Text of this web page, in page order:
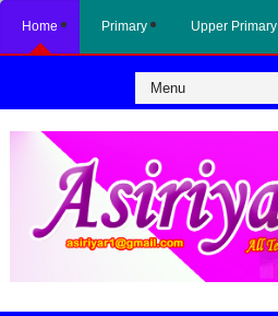
Home Primary Upper Primary